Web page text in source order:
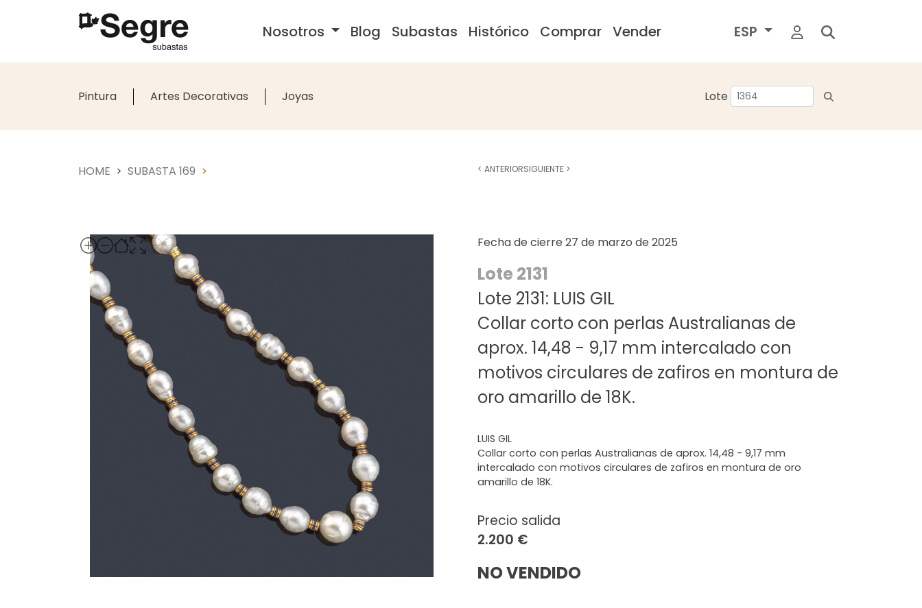
Nosotros Blog Subastas Histórico Comprar Vender ESP
Pintura Artes Decorativas Joyas Lote
HOME SUBASTA 169
Fecha de cierre 27 de marzo de 2025
Lote 2131
Lote 2131: LUIS GIL
Collar corto con perlas Australianas de
aprox. 14,48 - 9,17 mm intercalado con
motivos circulares de zafiros en montura de
oro amarillo de 18K.
Precio salida
2.200 €
NO VENDIDO
LUIS GIL
Collar corto con perlas Australianas de aprox. 14,48 - 9,17 mm
intercalado con motivos circulares de zafiros en montura de oro
amarillo de 18K.
< ANTERIORSIGUIENTE >